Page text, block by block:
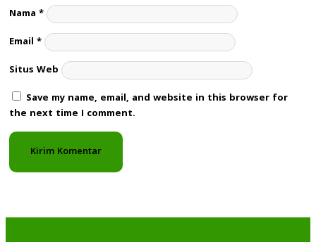
Nama *
Email *
Situs Web
Save my name, email, and website in this browser for
the next time I comment.